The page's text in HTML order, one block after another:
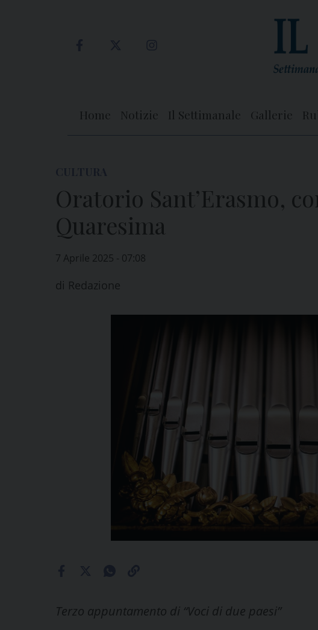
Home Notizie Il Settimanale Gallerie
Oratorio Sant’Erasmo,
Quaresima
7 Aprile 2025 - 07:08
di Redazione
Terzo appuntamento di “Voci di due paesi”